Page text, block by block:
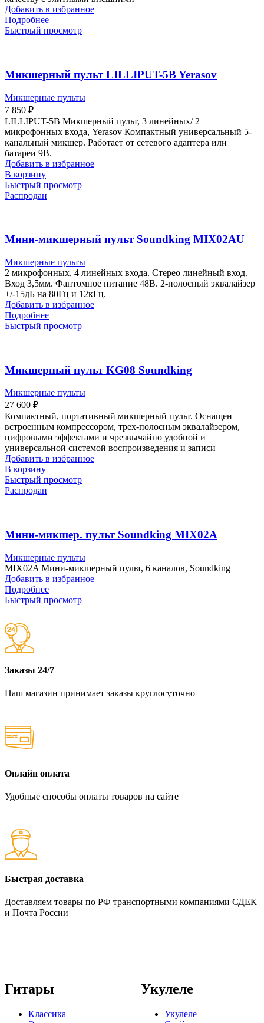
Добавить в избранное
Подробнее
Быстрый просмотр
Микшерный пульт LILLIPUT-5B Yerasov
Микшерные пульты
7 850 ₽
LILLIPUT-5B Микшерный пульт, 3 линейных/ 2
микрофонных входа, Yerasov Компактный универсальный 5-
канальный микшер. Работает от сетевого адаптера или
батареи 9В.
Добавить в избранное
В корзину
Быстрый просмотр
Распродан
Мини-микшерный пульт Soundking MIX02AU
Микшерные пульты
2 микрофонных, 4 линейных входа. Стерео линейный вход.
Вход 3,5мм. Фантомное питание 48В. 2-полосный эквалайзер
+/-15дБ на 80Гц и 12кГц.
Добавить в избранное
Подробнее
Быстрый просмотр
Микшерный пульт KG08 Soundking
Микшерные пульты
27 600 ₽
Компактный, портативный микшерный пульт. Оснащен
встроенным компрессором, трех-полосным эквалайзером,
цифровыми эффектами и чрезвычайно удобной и
универсальной системой воспроизведения и записи
Добавить в избранное
В корзину
Быстрый просмотр
Распродан
Мини-микшер. пульт Soundking MIX02A
Микшерные пульты
MIX02A Мини-микшерный пульт, 6 каналов, Soundking
Добавить в избранное
Подробнее
Быстрый просмотр
Заказы 24/7
Наш магазин принимает заказы круглосуточно
Онлайн оплата
Удобные способы оплаты товаров на сайте
Быстрая доставка
Доставляем товары по РФ транспортными компаниями СДЕК
и Почта России
Гитары
Классика
Укулеле
Укулеле